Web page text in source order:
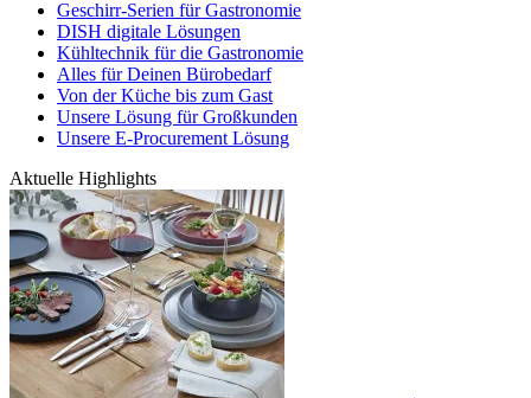
Geschirr-Serien für Gastronomie
DISH digitale Lösungen
Kühltechnik für die Gastronomie
Alles für Deinen Bürobedarf
Von der Küche bis zum Gast
Unsere Lösung für Großkunden
Unsere E-Procurement Lösung
Aktuelle Highlights